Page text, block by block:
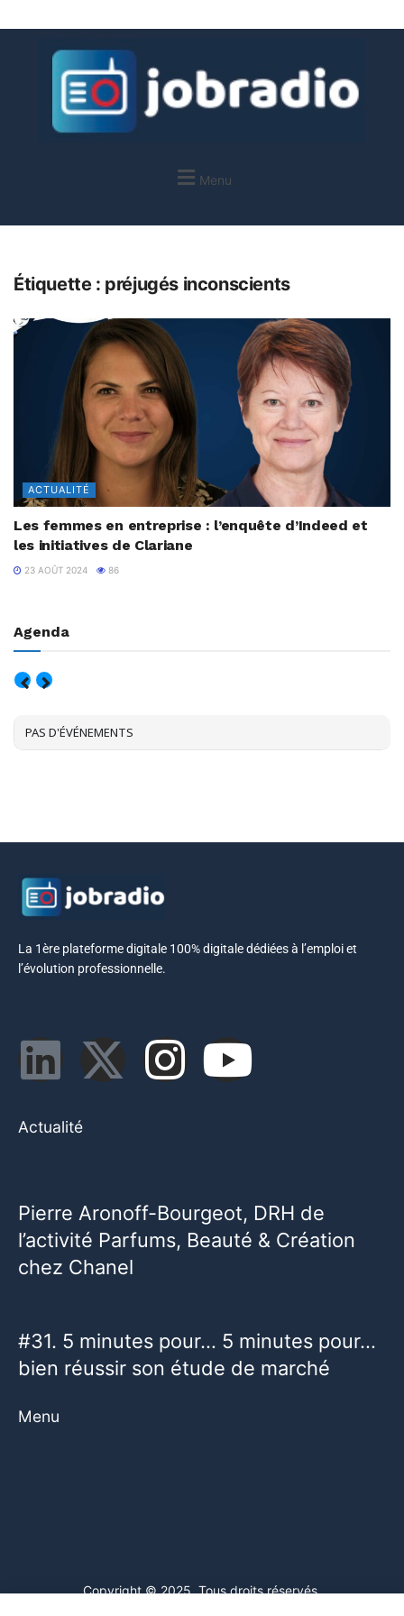
Menu
Étiquette : préjugés inconscients
ACTUALITÉ
Les femmes en entreprise : l’enquête d’Indeed et
les initiatives de Clariane
23 AOÛT 2024 86
Agenda
PAS D'ÉVÉNEMENTS
La 1ère plateforme digitale 100% digitale dédiées à l’emploi et
l’évolution professionnelle.
Actualité
Pierre Aronoff-Bourgeot, DRH de
l’activité Parfums, Beauté & Création
chez Chanel
#31. 5 minutes pour… 5 minutes pour…
bien réussir son étude de marché
Menu
Copyright © 2025. Tous droits réservés.